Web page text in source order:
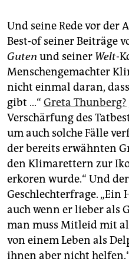
Und seine Rede vor der
Best-of seiner Beiträge
Guten und seiner Welt-
Menschengemachter
nicht einmal daran,
gibt …“ Greta Thunberg?
Verschärfung des
um auch solche Fälle
der bereits erwähnten
den Klimarettern zur
erkoren wurde.“ Und
Geschlechterfrage. „Ein
auch wenn er lieber als
man muss Mitleid mit
von einem Leben als
ihnen aber nicht